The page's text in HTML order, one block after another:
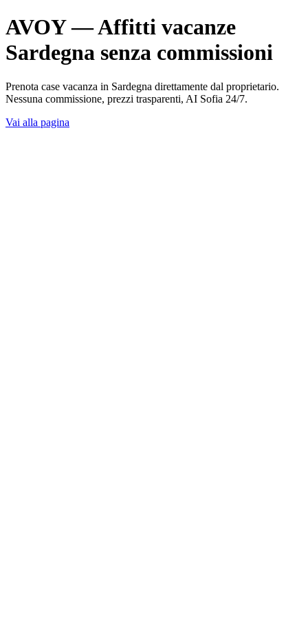
AVOY — Affitti vacanze
Sardegna senza commissioni
Prenota case vacanza in Sardegna direttamente dal proprietario.
Nessuna commissione, prezzi trasparenti, AI Sofia 24/7.
Vai alla pagina